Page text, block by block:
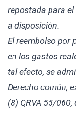
repostada para el
a disposición.
El reembolso por
en los gastos
tal efecto, se
Derecho común,
(8) QRVA 55/